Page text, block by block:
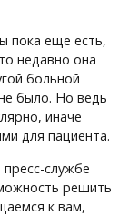
пока еще есть,
недавно она
больной
было. Но ведь
иначе
для пациента.
службе
решить
к вам,